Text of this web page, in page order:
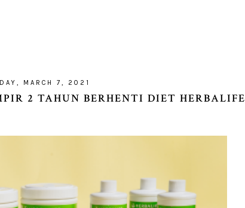
MARCH 7, 2021
2 TAHUN BERHENTI DIET HERBALIFE